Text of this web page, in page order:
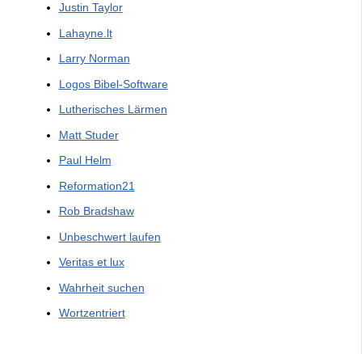
Justin Taylor
Lahayne.lt
Larry Norman
Logos Bibel-Software
Lutherisches Lärmen
Matt Studer
Paul Helm
Reformation21
Rob Bradshaw
Unbeschwert laufen
Veritas et lux
Wahrheit suchen
Wortzentriert